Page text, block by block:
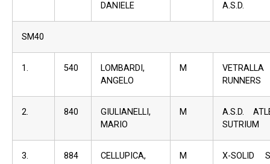
DANIELE
A.S.D.
SM40
1. 540
LOMBARDI,
ANGELO
M
VETRALLA
RUNNERS
2. 840
GIULIANELLI,
MARIO
M
A.S.D.
SUTRIUM
3. 884
CELLUPICA,
M
X-SOLID